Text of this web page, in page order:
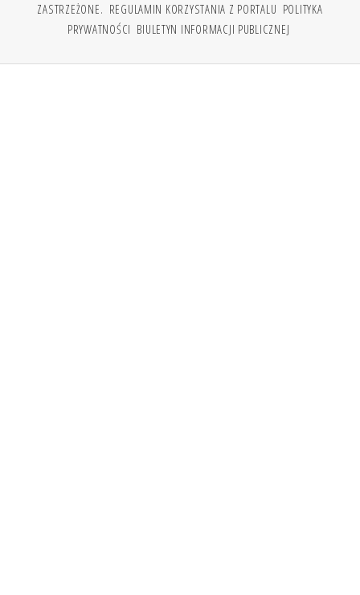
ZASTRZEŻONE. REGULAMIN KORZYSTANIA Z PORTALU POLITYKA
PRYWATNOŚCI BIULETYN INFORMACJI PUBLICZNEJ